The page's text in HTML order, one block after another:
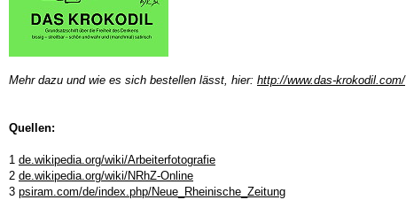
Mehr dazu und wie es sich bestellen lässt, hier: http://www.das-krokodil.com/
Quellen:
1 de.wikipedia.org/wiki/Arbeiterfotografie
2 de.wikipedia.org/wiki/NRhZ-Online
3 psiram.com/de/index.php/Neue_Rheinische_Zeitung